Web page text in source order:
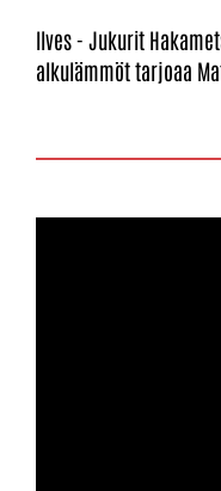
Ilves - Jukurit
alkulämmöt tarjoaa